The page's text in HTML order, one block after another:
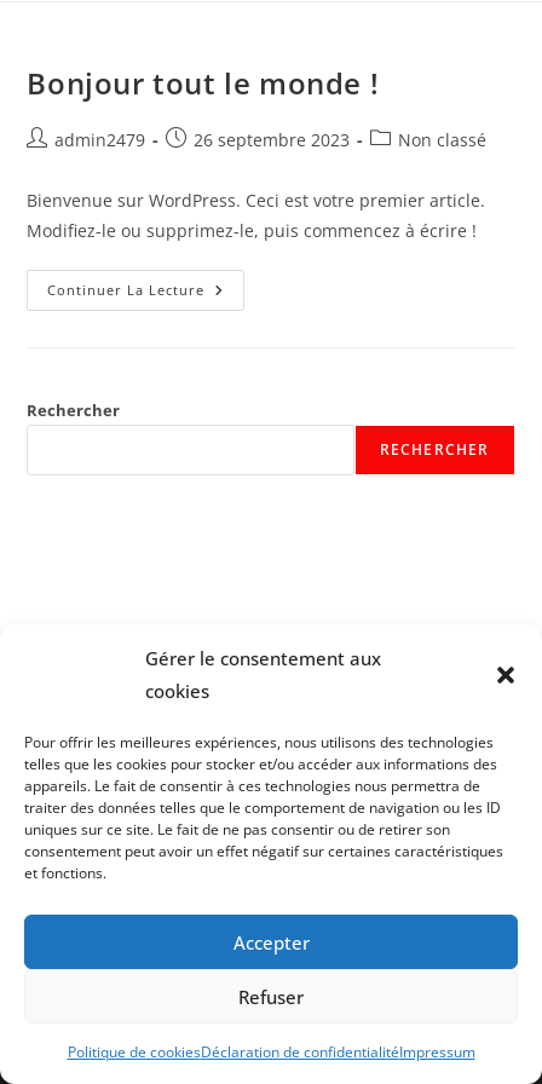
Gérer le consentement aux
cookies
Pour offrir les meilleures expériences, nous utilisons des technologies
telles que les cookies pour stocker et/ou accéder aux informations des
appareils. Le fait de consentir à ces technologies nous permettra de
traiter des données telles que le comportement de navigation ou les ID
uniques sur ce site. Le fait de ne pas consentir ou de retirer son
consentement peut avoir un effet négatif sur certaines caractéristiques
et fonctions.
Accepter
Refuser
Politique de cookiesDéclaration de confidentialitéImpressum
Bonjour tout le monde !
admin2479 26 septembre 2023 Non classé
Bienvenue sur WordPress. Ceci est votre premier article.
Modifiez-le ou supprimez-le, puis commencez à écrire !
Continuer La Lecture
Rechercher
RECHERCHER
Conditions générales de la Compagnie
Mentions légales et Confidentialité
Tous droits réservés | Compagnie Atelier 3 | 2026 | Site réalisé par
Aline Boyer